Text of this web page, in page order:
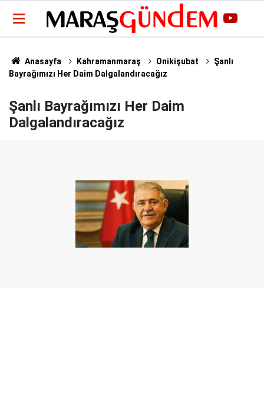
Anasayfa Kahramanmaraş Onikişubat
Şanlı
Bayrağımızı Her Daim Dalgalandıracağız
Şanlı Bayrağımızı Her Daim
Dalgalandıracağız